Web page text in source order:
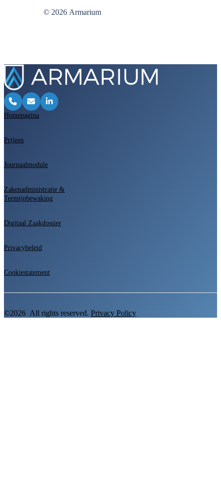
© 2026 Armarium
Homepagina
Prijzen
Journaalmodule
Zakenadministratie &
Termijnbewaking
Digitaal Zaakdossier
Privacybeleid
Cookiestatement
©2026 All rights reserved. Privacy Policy